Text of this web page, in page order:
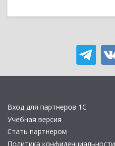
Вход для партнеров 1С
Учебная версия
Стать партнером
Политика конфиденциальности